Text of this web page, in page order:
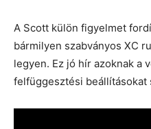
A Scott külön figyelmet
bármilyen szabványos XC
legyen. Ez jó hír azoknak a
felfüggesztési beállításokat